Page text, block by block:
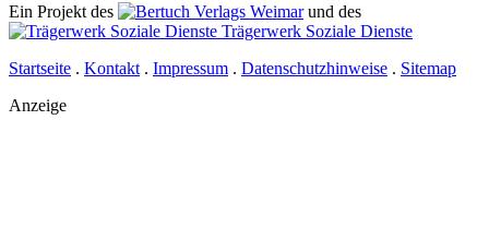
Ein Projekt des Verlags Weimarund des
Trägerwerk Soziale Dienste
Startseite . Kontakt . Impressum . Datenschutzhinweise . Sitemap
Anzeige